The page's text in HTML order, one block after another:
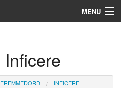
MENU
Inficere
INFICERE